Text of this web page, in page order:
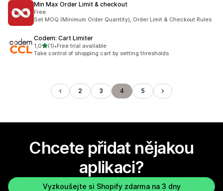
Min Max Order Limit & checkout
Free
Set MOQ (Minimum Order Quantity), Order Limit & Checkout Rules
Codem: Cart Limiter
1,0z 5 hvězd
(1)
Celkový počet recenzí: 1
•Free trial available
Take control of shopping cart by setting thresholds
2 3 4 5
Chcete přidat nějakou
aplikaci?
Vyzkoušejte si Shopify zdarma na 3 dny